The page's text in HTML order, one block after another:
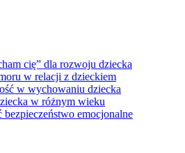
cię” dla rozwoju dziecka
w relacji z dzieckiem
w wychowaniu dziecka
w różnym wieku
bezpieczeństwo emocjonalne